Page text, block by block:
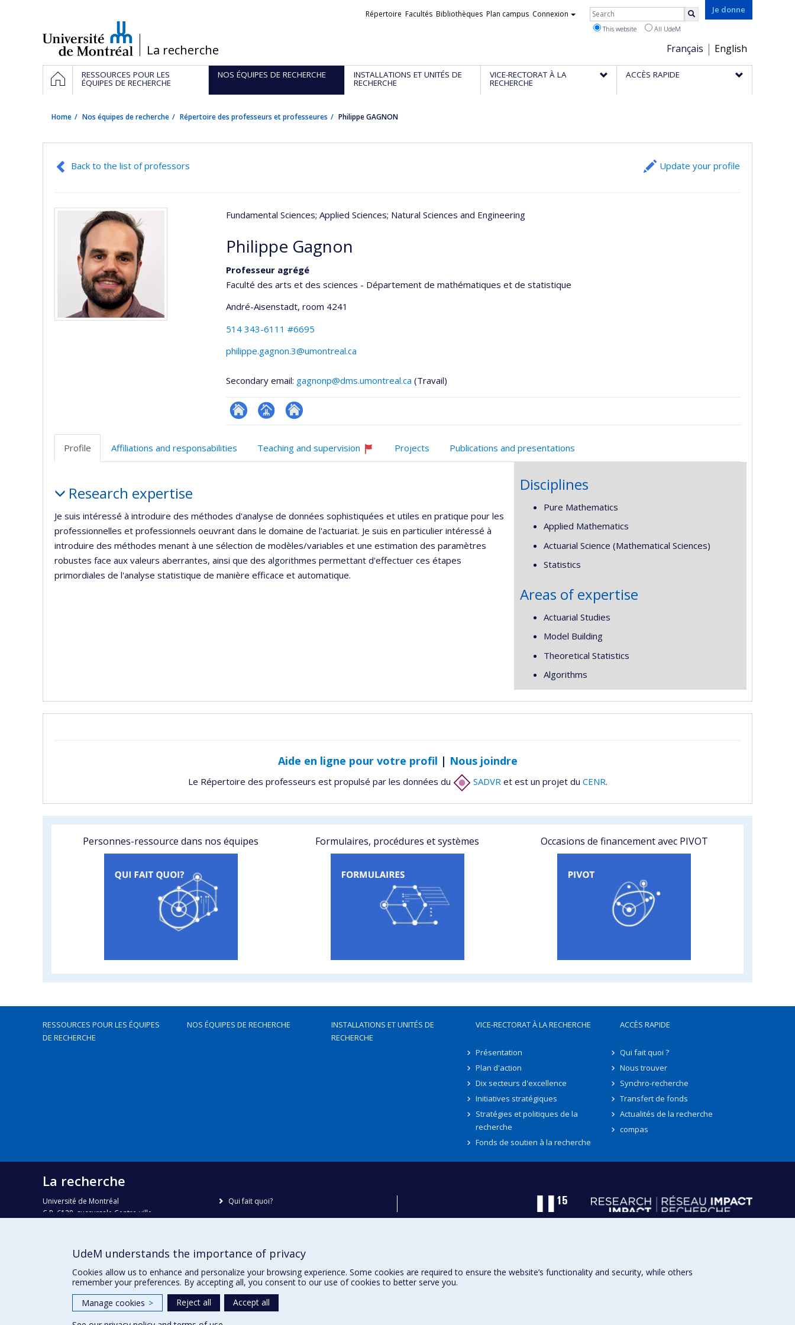
/La recherche
Je donne
Choix
de
la
Français English
Liens
Répertoire Facultés Bibliothèques Plan campus Connexion Rechercher
This website All UdeM
Navigation
principale
HOMERESSOURCES POUR LES
ÉQUIPES DE RECHERCHE
NOS ÉQUIPES DE RECHERCHE INSTALLATIONS ET UNITÉS DE
RECHERCHE
VICE-RECTORAT À LA
RECHERCHE
ACCÈS RAPIDE
Home Nos équipes de recherche Répertoire des professeurs et professeures Philippe GAGNON
Back to the list of professors Update your profile
Fundamental Sciences; Applied Sciences; Natural Sciences and Engineering
Philippe Gagnon
Professeur agrégé
Faculté des arts et des sciences - Département de mathématiques et de statistique
André-Aisenstadt, room 4241
514 343-6111 #6695
philippe.gagnon.3@umontreal.ca
Secondary email: gagnonp@dms.umontreal.ca (Travail)
ResearchGate
Page
(faculté,département,école)
Autre
web
Profile Affiliations and responsabilities
Teaching and supervision
Currently
Projects Publications and presentations
Research expertise
Je suis intéressé à introduire des méthodes d'analyse de données sophistiquées et utiles en pratique pour les
professionnelles et professionnels oeuvrant dans le domaine de l'actuariat. Je suis en particulier intéressé à
introduire des méthodes menant à une sélection de modèles/variables et une estimation des paramètres
robustes face aux valeurs aberrantes, ainsi que des algorithmes permettant d'effectuer ces étapes
primordiales de l'analyse statistique de manière efficace et automatique.
Disciplines
Pure Mathematics
Applied Mathematics
Actuarial Science (Mathematical Sciences)
Statistics
Areas of expertise
Actuarial Studies
Model Building
Theoretical Statistics
Algorithms
Aide en ligne pour votre profil | Nous joindre
Le Répertoire des professeurs est propulsé par les données du SADVRet est un projet du CENR.
Personnes-ressource dans nos équipes Formulaires, procédures et systèmes Occasions de financement avec PIVOT
RESSOURCES POUR LES ÉQUIPES
DE RECHERCHE
NOS ÉQUIPES DE RECHERCHE
INSTALLATIONS ET UNITÉS DE
RECHERCHE
VICE-RECTORAT À LA RECHERCHE
Présentation
Plan d'action
Dix secteurs d'excellence
Initiatives stratégiques
Stratégies et politiques de la
recherche
Fonds de soutien à la recherche
ACCÈS RAPIDE
Qui fait quoi ?
Nous trouver
Synchro-recherche
Transfert de fonds
Actualités de la recherche
compas
La recherche
Université de Montréal
C.P. 6128, succursale Centre-ville
recherche@umontreal.ca
Qui fait quoi?
Nous trouver
Accessibilité
UdeM understands the importance of privacy
Cookies allow us to enhance and personalize your browsing experience. Some cookies are required to ensure the website’s functionality and security, while others
remember your preferences. By accepting all, you consent to our use of cookies to better serve you.
Manage cookies > Reject all
Accept all